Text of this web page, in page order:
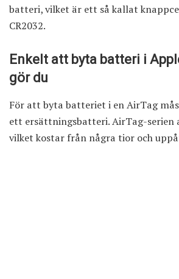
batteri, vilket är ett så kallat
CR2032.
Enkelt att byta batteri i
gör du
För att byta batteriet i en AirTag
ett ersättningsbatteri. AirTag-serien
vilket kostar från några tior och